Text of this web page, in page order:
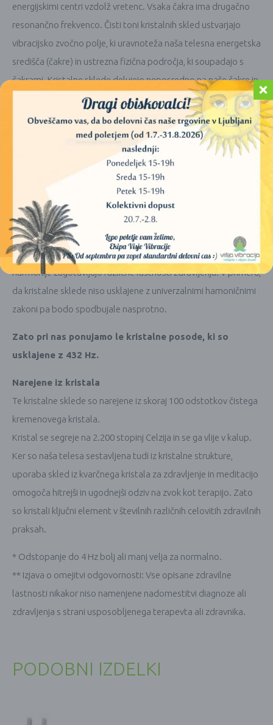
energijskimi centri vzdolž vretenc. Vsaka čakra ima drugačno
resonančno frekvenco. Čisti toni kristalnih skled ustvarjajo
vibracijsko zvočno polje, ki uravnoteža naša telesna energetska
središča (čakre) in ustrezna fizična področja, ki soupadajo s
čakrami. Kristalne sklede delujejo neposredno na naše čakre in
olajšajo ravnotežje in višjo zavest.
Zvok se je v zgodovini uporabljal za prebujanje, izboljšanje in
uglaševanje vsake čakre v mnogih kulturah. Ker ima vsaka čakra
vibracijsko naravo in resonira z različnimi frekvencami, se v te
namene uporabljajo posebni “pra-zvoki”, napevi in ​​toni.
Sodobni zahodni glasbeni sistem dejansko temelji na
starodavnih izpeljankah zvoka in tona v skladu s tistimi, kar so
jih starodavni ljudje imenovali »univerzalne harmonije«.
Splošno je bilo znano, da lahko različne frekvence, toni in
harmonije zagotavljajo različne lastnosti zdravljenja. V primeru,
da kristalne sklede niso usklajene z univerzalnimi hamoničnimi
zakoni pa bodo spodbujale nasprotno.
Zato pri nas ponujamo le kristalne posode, ki so
usklajene z 432 Hz.
Narejene iz kristala
Te kristalne sklede so narejene iz skoraj 100 odstotkov čistega
kremenovega kristala.
Kristal se segreje na 2.200 stopinj Celzija in se ga vlije v kalup.
Ker so naša telesa sestavljena tudi iz kristalne strukture,
uporaba skled iz kvarčnega kristala za zdravljenje in meditacijo
omogoča hitrejši in ugodnejši odziv na zvok kot terapijo. Zato
so kristali ključni element v številnih različnih celovitih zdravilnih
praksah.
* Odstopanje do 4 Hz bolj ali manj velja za normalno.
** Izjava o omejitvi odgovornosti: Vse opisane zdravilne
lastnosti nikakor niso namenjene nadomestitvi diagnoze ali
zdravljenja s strani usposobljenega terapevta ali zdravnika.
PODOBNI IZDELKI